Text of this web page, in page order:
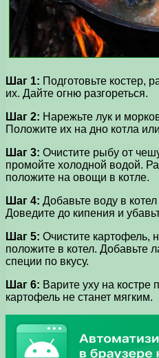
Шаг 1: Подготовьте костер,
их. Дайте огню разгореться.
Шаг 2: Нарежьте лук и
Положите их на дно котла
Шаг 3: Очистите рыбу от
промойте холодной водой.
положите на овощи в котле.
Шаг 4: Добавьте воду в
Доведите до кипения и
Шаг 5: Очистите картофель,
положите в котел. Добавьте
специи по вкусу.
Шаг 6: Варите уху на костре
картофель не станет мягким.